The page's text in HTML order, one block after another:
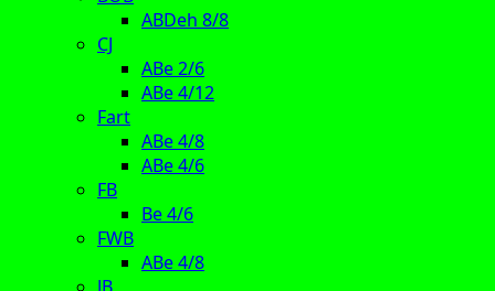
ABDeh 8/8
CJ
ABe 2/6
ABe 4/12
Fart
ABe 4/8
ABe 4/6
FB
Be 4/6
FWB
ABe 4/8